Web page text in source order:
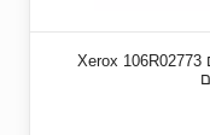
רביעיית טונרים Xerox 106R02773